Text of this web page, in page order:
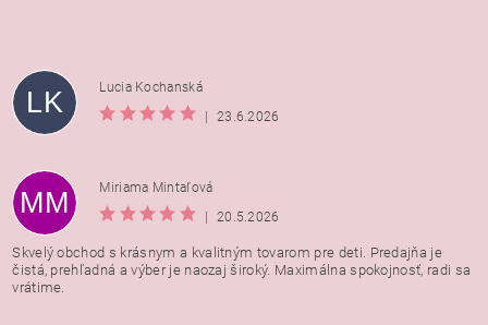
LK
Lucia Kochanská
|
23.6.2026
MM
Miriama Mintaľová
|
20.5.2026
Skvelý obchod s krásnym a kvalitným tovarom pre deti. Predajňa je
čistá, prehľadná a výber je naozaj široký. Maximálna spokojnosť, radi sa
vrátime.